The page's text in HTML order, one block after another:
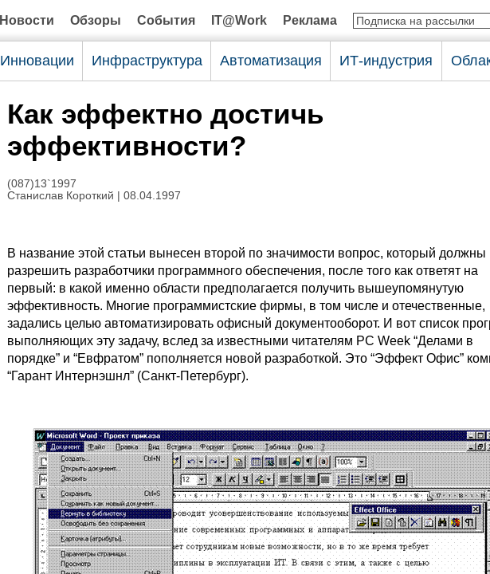
Новости Обзоры События IT@Work Реклама
Инновации Инфраструктура Автоматизация ИТ-индустрия
Как эффектно достичь
эффективности?
(087)13`1997
Станислав Короткий | 08.04.1997
В название этой статьи вынесен второй по значимости вопрос, который должны
разрешить разработчики программного обеспечения, после того как ответят на
первый: в какой именно области предполагается получить вышеупомянутую
эффективность. Многие программистские фирмы, в том числе и отечественные,
задались целью автоматизировать офисный документооборот. И вот список
выполняющих эту задачу, вслед за известными читателям PC Week “Делами в
порядке” и “Евфратом” пополняется новой разработкой. Это “Эффект Офис”
“Гарант Интернэшнл” (Санкт-Петербург).